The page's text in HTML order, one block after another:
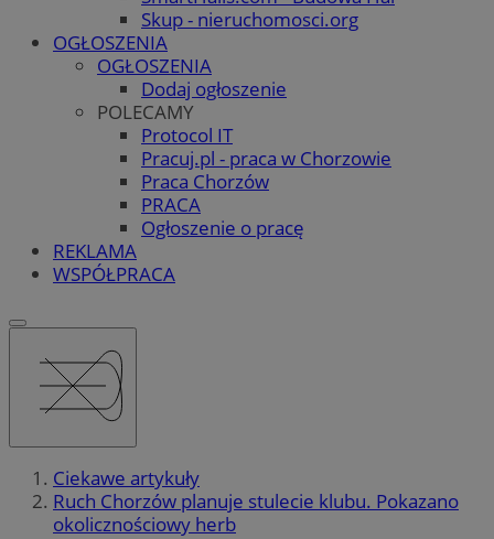
Skup - nieruchomosci.org
OGŁOSZENIA
OGŁOSZENIA
Dodaj ogłoszenie
POLECAMY
Protocol IT
Pracuj.pl - praca w Chorzowie
Praca Chorzów
PRACA
Ogłoszenie o pracę
REKLAMA
WSPÓŁPRACA
Ciekawe artykuły
Ruch Chorzów planuje stulecie klubu. Pokazano
okolicznościowy herb